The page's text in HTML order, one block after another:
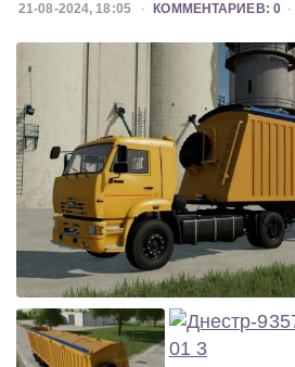
21-08-2024, 18:05 КОММЕНТАРИЕВ: 0